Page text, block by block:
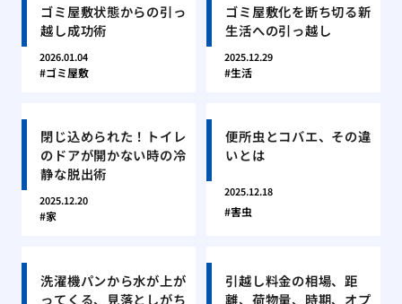
ゴミ屋敷状態からの引っ
越し成功術
2026.01.04
ゴミ屋敷
ゴミ屋敷化を断ち切る新
生活への引っ越し
2025.12.29
生活
閉じ込められた！トイレ
のドアが開かない時の冷
静な脱出術
2025.12.20
家
便所虫とコバエ、その違
いとは
2025.12.18
害虫
洗濯機パンから水が上が
ってくる、見落としがち
引越し料金の相場、距
離、荷物量、時期、オプ